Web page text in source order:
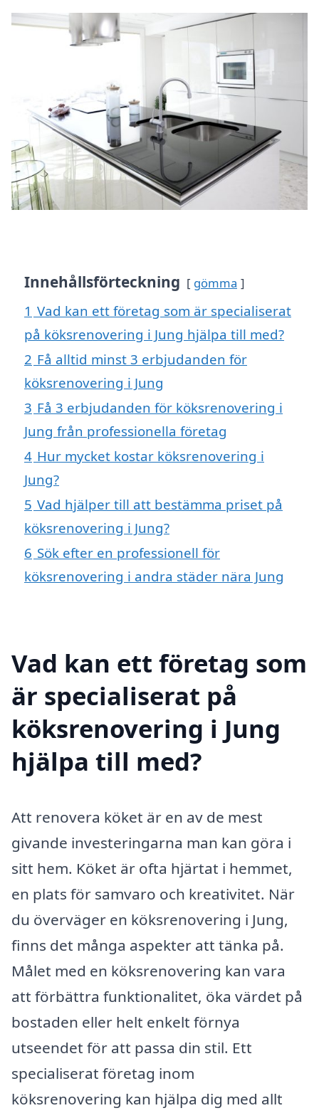
Innehållsförteckning gömma
1 Vad kan ett företag som är specialiserat
på köksrenovering i Jung hjälpa till med?
2 Få alltid minst 3 erbjudanden för
köksrenovering i Jung
3 Få 3 erbjudanden för köksrenovering i
Jung från professionella företag
4 Hur mycket kostar köksrenovering i
Jung?
5 Vad hjälper till att bestämma priset på
köksrenovering i Jung?
6 Sök efter en professionell för
köksrenovering i andra städer nära Jung
Vad kan ett företag som
är specialiserat på
köksrenovering i Jung
hjälpa till med?
Att renovera köket är en av de mest
givande investeringarna man kan göra i
sitt hem. Köket är ofta hjärtat i hemmet,
en plats för samvaro och kreativitet. När
du överväger en köksrenovering i Jung,
finns det många aspekter att tänka på.
Målet med en köksrenovering kan vara
att förbättra funktionalitet, öka värdet på
bostaden eller helt enkelt förnya
utseendet för att passa din stil. Ett
specialiserat företag inom
köksrenovering kan hjälpa dig med allt